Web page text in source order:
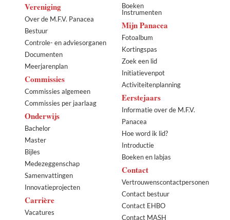
Vereniging
Over de M.F.V. Panacea
Bestuur
Controle- en adviesorganen
Documenten
Meerjarenplan
Commissies
Commissies algemeen
Commissies per jaarlaag
Onderwijs
Bachelor
Master
Bijles
Medezeggenschap
Samenvattingen
Innovatieprojecten
Carrière
Vacatures
Boeken
Instrumenten
Mijn Panacea
Fotoalbum
Kortingspas
Zoek een lid
Initiatievenpot
Activiteitenplanning
Eerstejaars
Informatie over de M.F.V.
Panacea
Hoe word ik lid?
Introductie
Boeken en labjas
Contact
Vertrouwenscontactpersonen
Contact bestuur
Contact EHBO
Contact MASH